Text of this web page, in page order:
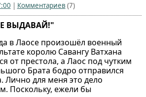
| Комментариев (7)
ВЫДАВАЙ!"
в Лаосе произошёл военный
королю Савангу Ватхана
от престола, а Лаос под чутким
Брата бодро отправился
Лично для меня это дело
Поскольку, ежели бы